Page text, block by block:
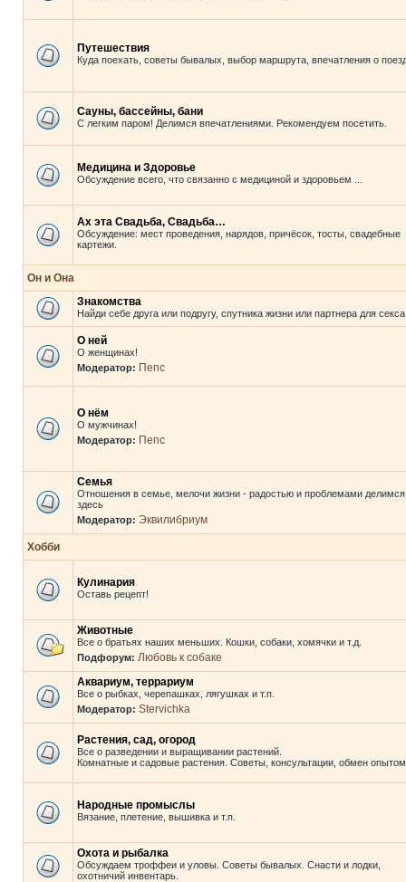
Путешествия
Куда поехать, советы бывалых, выбор маршрута, впечатления о
Сауны, бассейны, бани
С легким паром! Делимся впечатлениями. Рекомендуем посетить.
Медицина и Здоровье
Обсуждение всего, что связанно с медициной и здоровьем ...
Ах эта Свадьба, Свадьба…
Обсуждение: мест проведения, нарядов, причёсок, тосты, свадебные
картежи.
Он и Она
Знакомства
Найди себе друга или подругу, спутника жизни или партнера для
О ней
О женщинах!
Модератор: Пепс
О нём
О мужчинах!
Модератор: Пепс
Семья
Отношения в семье, мелочи жизни - радостью и проблемами делимся
здесь
Модератор: Эквилибриум
Хобби
Кулинария
Оставь рецепт!
Животные
Все о братьях наших меньших. Кошки, собаки, хомячки и т.д.
Подфорум: Любовь к собаке
Аквариум, террариум
Все о рыбках, черепашках, лягушках и т.п.
Модератор: Stervichka
Растения, сад, огород
Все о разведении и выращивании растений.
Комнатные и садовые растения. Советы, консультации, обмен
Народные промыслы
Вязание, плетение, вышивка и т.п.
Охота и рыбалка
Обсуждаем троффеи и уловы. Советы бывалых. Снасти и лодки,
охотничий инвентарь.